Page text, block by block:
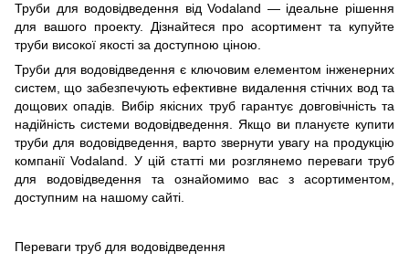
Труби для водовідведення від Vodaland — ідеальне рішення
для вашого проекту. Дізнайтеся про асортимент та купуйте
труби високої якості за доступною ціною.
Труби для водовідведення є ключовим елементом інженерних
систем, що забезпечують ефективне видалення стічних вод та
дощових опадів. Вибір якісних труб гарантує довговічність та
надійність системи водовідведення. Якщо ви плануєте купити
труби для водовідведення, варто звернути увагу на продукцію
компанії Vodaland. У цій статті ми розглянемо переваги труб
для водовідведення та ознайомимо вас з асортиментом,
доступним на нашому сайті.
Переваги труб для водовідведення